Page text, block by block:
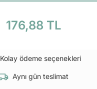
176,88 TL
Kolay ödeme seçenekleri
Aynı gün teslimat